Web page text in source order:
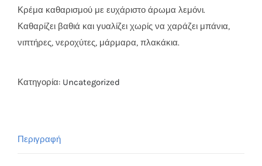
Κρέμα καθαρισμού με ευχάριστο άρωμα λεμόνι.
Καθαρίζει βαθιά και γυαλίζει χωρίς να χαράζει μπάνια,
νιπτήρες, νεροχύτες, μάρμαρα, πλακάκια.
Κατηγορία: Uncategorized
Περιγραφή